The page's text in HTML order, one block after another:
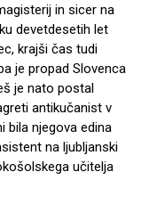
in sicer na
devetdesetih let
krajši čas tudi
je propad Slovenca
je nato postal
antikučanist v
bila njegova edina
na ljubljanski
učitelja